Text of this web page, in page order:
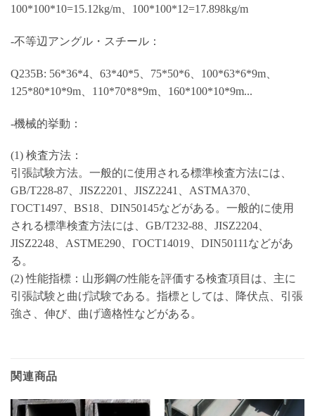
100*100*10=15.12kg/m、100*100*12=17.898kg/m
-不等辺アングル・スチール：
Q235B: 56*36*4、63*40*5、75*50*6、100*63*6*9m、
125*80*10*9m、110*70*8*9m、160*100*10*9m...
-機械的挙動：
(1) 検査方法：
引張試験方法。一般的に使用される標準検査方法には、
GB/T228-87、JISZ2201、JISZ2241、ASTMA370、
ГОСТ1497、BS18、DIN50145などがある。一般的に使用
される標準検査方法には、GB/T232-88、JISZ2204、
JISZ2248、ASTME290、ГОСТ14019、DIN50111などがあ
る。
(2) 性能指標：山形鋼の性能を評価する検査項目は、主に
引張試験と曲げ試験である。指標としては、降伏点、引張
強さ、伸び、曲げ適格性などがある。
関連商品